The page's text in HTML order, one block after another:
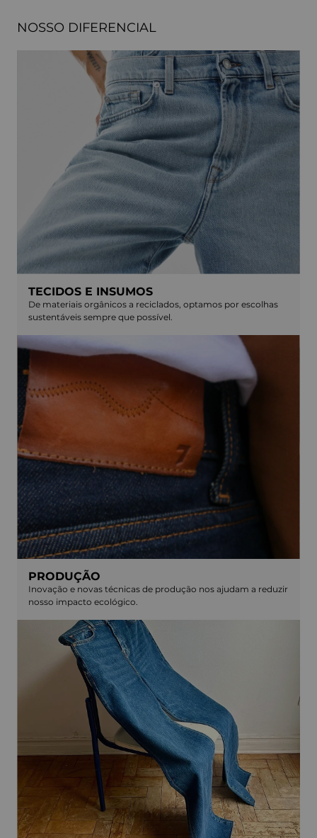
NOSSO DIFERENCIAL
TECIDOS E INSUMOS
De materiais orgânicos a reciclados, optamos por escolhas
sustentáveis sempre que possível.
PRODUÇÃO
Inovação e novas técnicas de produção nos ajudam a reduzir
nosso impacto ecológico.